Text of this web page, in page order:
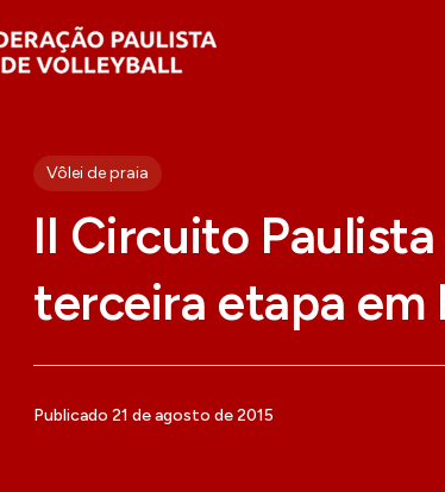
Vôlei de praia
II Circuito
terceira etapa em
Publicado 21 de agosto de 2015